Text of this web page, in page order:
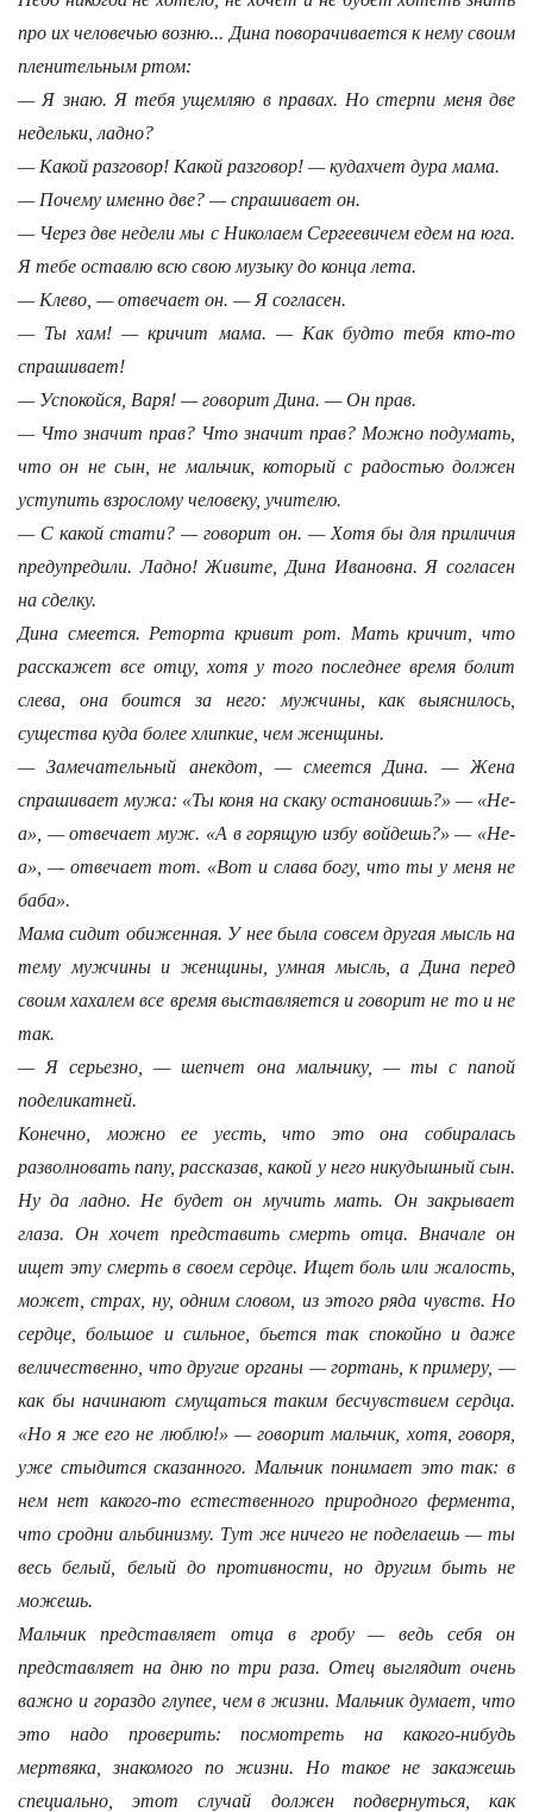
про их человечью возню... Дина поворачивается к нему своим
пленительным ртом:
— Я знаю. Я тебя ущемляю в правах. Но стерпи меня две
недельки, ладно?
— Какой разговор! Какой разговор! — кудахчет дура мама.
— Почему именно две? — спрашивает он.
— Через две недели мы с Николаем Сергеевичем едем на юга.
Я тебе оставлю всю свою музыку до конца лета.
— Клево, — отвечает он. — Я согласен.
— Ты хам! — кричит мама. — Как будто тебя кто-то
спрашивает!
— Успокойся, Варя! — говорит Дина. — Он прав.
— Что значит прав? Что значит прав? Можно подумать,
что он не сын, не мальчик, который с радостью должен
уступить взрослому человеку, учителю.
— С какой стати? — говорит он. — Хотя бы для приличия
предупредили. Ладно! Живите, Дина Ивановна. Я согласен
на сделку.
Дина смеется. Реторта кривит рот. Мать кричит, что
расскажет все отцу, хотя у того последнее время болит
слева, она боится за него: мужчины, как выяснилось,
существа куда более хлипкие, чем женщины.
— Замечательный анекдот, — смеется Дина. — Жена
спрашивает мужа: «Ты коня на скаку остановишь?» — «Не-
а», — отвечает муж. «А в горящую избу войдешь?» — «Не-
а», — отвечает тот. «Вот и слава богу, что ты у меня не
баба».
Мама сидит обиженная. У нее была совсем другая мысль на
тему мужчины и женщины, умная мысль, а Дина перед
своим хахалем все время выставляется и говорит не то и не
так.
— Я серьезно, — шепчет она мальчику, — ты с папой
поделикатней.
Конечно, можно ее уесть, что это она собиралась
разволновать папу, рассказав, какой у него никудышный сын.
Ну да ладно. Не будет он мучить мать. Он закрывает
глаза. Он хочет представить смерть отца. Вначале он
ищет эту смерть в своем сердце. Ищет боль или жалость,
может, страх, ну, одним словом, из этого ряда чувств. Но
сердце, большое и сильное, бьется так спокойно и даже
величественно, что другие органы — гортань, к примеру, —
как бы начинают смущаться таким бесчувствием сердца.
«Но я же его не люблю!» — говорит мальчик, хотя, говоря,
уже стыдится сказанного. Мальчик понимает это так: в
нем нет какого-то естественного природного фермента,
что сродни альбинизму. Тут же ничего не поделаешь — ты
весь белый, белый до противности, но другим быть не
можешь.
Мальчик представляет отца в гробу — ведь себя он
представляет на дню по три раза. Отец выглядит очень
важно и гораздо глупее, чем в жизни. Мальчик думает, что
это надо проверить: посмотреть на какого-нибудь
мертвяка, знакомого по жизни. Но такое не закажешь
специально, этот случай должен подвернуться, как